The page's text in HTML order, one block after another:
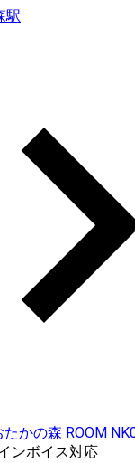
駅
かの森 ROOM
ンボイス対応